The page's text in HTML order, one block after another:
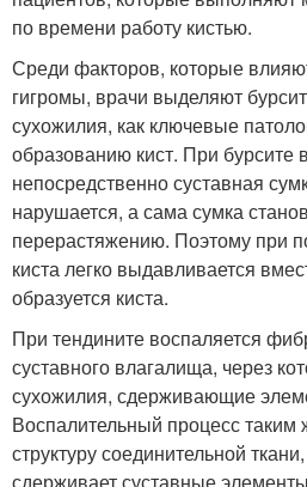
по времени работу кистью.
Среди факторов, которые
гигромы, врачи выделяют
сухожилия, как ключевые
образованию кист. При бурсите
непосредственно суставная
нарушается, а сама сумка
перерастяжению. Поэтому при
киста легко выдавливается
образуется киста.
При тендините воспаляется
суставного влагалища, через
сухожилия, сдерживающие
Воспалительный процесс таким
структуру соединительной